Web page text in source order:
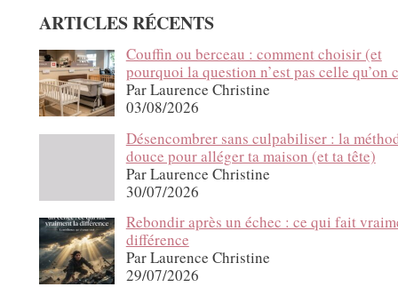
ARTICLES RÉCENTS
Couffin ou berceau : comment choisir (et
pourquoi la question n’est pas celle qu’on
Par Laurence Christine
03/08/2026
Désencombrer sans culpabiliser : la
douce pour alléger ta maison (et ta tête)
Par Laurence Christine
30/07/2026
Rebondir après un échec : ce qui fait
différence
Par Laurence Christine
29/07/2026